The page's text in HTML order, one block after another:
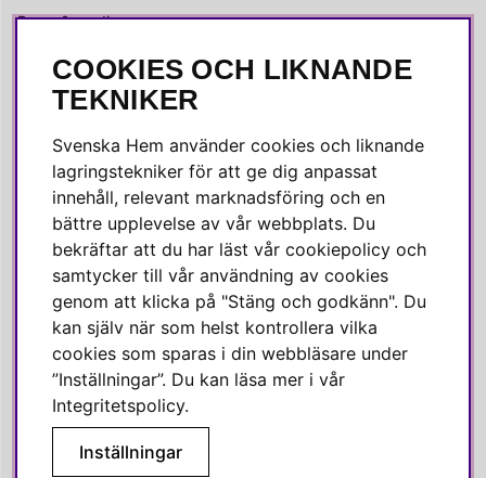
Press & media
SOCIALA MEDIER
Instagram
Linkedin
Pinterest
SVENSKA HEM
Varmt välkommen till Svenska Hem!
Vi värdesätter våra kunder högt och finns här för att hjälpa dig
om du har några frågor eller vill ha inspiration.
010-35 00 610
COOKIES OCH LIKNANDE
TEKNIKER
Svenska Hem använder cookies och liknande
lagringstekniker för att ge dig anpassat
innehåll, relevant marknadsföring och en
bättre upplevelse av vår webbplats. Du
bekräftar att du har läst vår cookiepolicy och
samtycker till vår användning av cookies
genom att klicka på "Stäng och godkänn". Du
kan själv när som helst kontrollera vilka
cookies som sparas i din webbläsare under
”Inställningar”. Du kan läsa mer i vår
Integritetspolicy.
Inställningar